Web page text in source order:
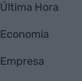
Última Hora
Economia
Empresa